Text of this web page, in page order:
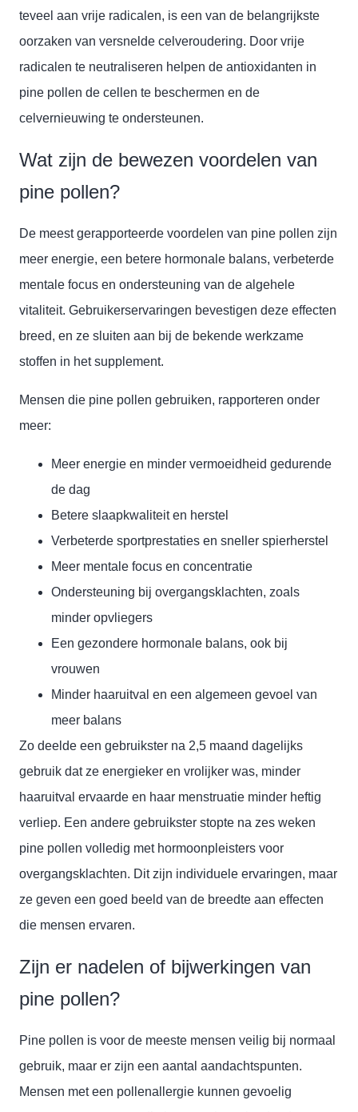
teveel aan vrije radicalen, is een van de belangrijkste
oorzaken van versnelde celveroudering. Door vrije
radicalen te neutraliseren helpen de antioxidanten in
pine pollen de cellen te beschermen en de
celvernieuwing te ondersteunen.
Wat zijn de bewezen voordelen van
pine pollen?
De meest gerapporteerde voordelen van pine pollen zijn
meer energie, een betere hormonale balans, verbeterde
mentale focus en ondersteuning van de algehele
vitaliteit. Gebruikerservaringen bevestigen deze effecten
breed, en ze sluiten aan bij de bekende werkzame
stoffen in het supplement.
Mensen die pine pollen gebruiken, rapporteren onder
meer:
Meer energie en minder vermoeidheid gedurende
de dag
Betere slaapkwaliteit en herstel
Verbeterde sportprestaties en sneller spierherstel
Meer mentale focus en concentratie
Ondersteuning bij overgangsklachten, zoals
minder opvliegers
Een gezondere hormonale balans, ook bij
vrouwen
Minder haaruitval en een algemeen gevoel van
meer balans
Zo deelde een gebruikster na 2,5 maand dagelijks
gebruik dat ze energieker en vrolijker was, minder
haaruitval ervaarde en haar menstruatie minder heftig
verliep. Een andere gebruikster stopte na zes weken
pine pollen volledig met hormoonpleisters voor
overgangsklachten. Dit zijn individuele ervaringen, maar
ze geven een goed beeld van de breedte aan effecten
die mensen ervaren.
Zijn er nadelen of bijwerkingen van
pine pollen?
Pine pollen is voor de meeste mensen veilig bij normaal
gebruik, maar er zijn een aantal aandachtspunten.
Mensen met een pollenallergie kunnen gevoelig